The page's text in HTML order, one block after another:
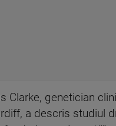
Clarke, genetician
a descris studiul